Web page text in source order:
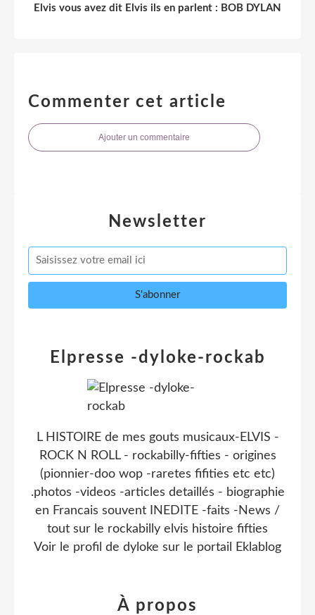
Elvis vous avez dit Elvis ils en parlent : BOB DYLAN
Commenter cet article
Ajouter un commentaire
Newsletter
Elpresse -dyloke-rockab
L HISTOIRE de mes gouts musicaux-ELVIS -
ROCK N ROLL - rockabilly-fifties - origines
(pionnier-doo wop -raretes fifities etc etc)
.photos -videos -articles detaillés - biographie
en Francais souvent INEDITE -faits -News /
tout sur le rockabilly elvis histoire fifties
Voir le profil de dyloke sur le portail Eklablog
À propos